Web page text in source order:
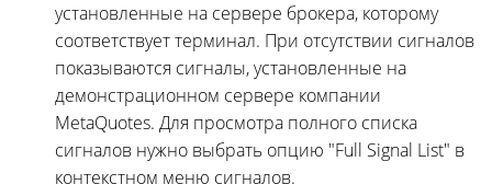
установленные на сервере брокера, которому
соответствует терминал. При отсутствии сигналов
показываются сигналы, установленные на
демонстрационном сервере компании
MetaQuotes. Для просмотра полного списка
сигналов нужно выбрать опцию "Full Signal List" в
контекстном меню сигналов.